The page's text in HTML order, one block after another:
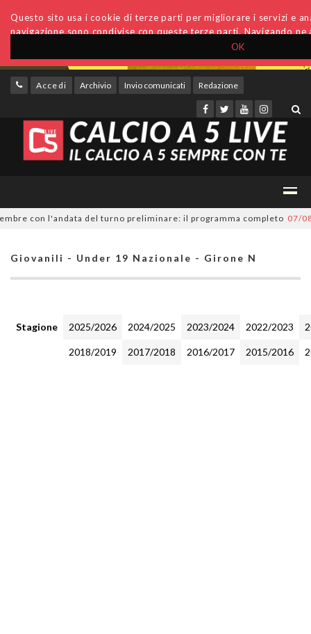
OK
Questo sito usa i cookie di terze parti per migliorare i servizi e
navigazione sono condivise con queste terze parti. Navigando
Accedi Archivio Invio comunicati Redazione
con l'andata del turno preliminare: il programma completo 07/08/
Giovanili - Under 19 Nazionale - Girone N
Stagione 2025/2026 2024/2025 2023/2024 2022/2023
2018/2019 2017/2018 2016/2017 2015/2016